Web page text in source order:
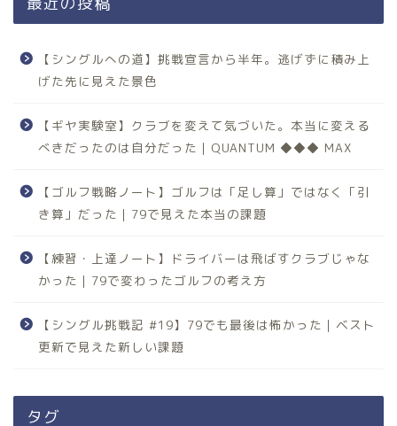
【シングルへの道】挑戦宣言から半年。逃げずに積み上
げた先に見えた景色
【ギヤ実験室】クラブを変えて気づいた。本当に変える
べきだったのは自分だった｜QUANTUM ◆◆◆ MAX
【ゴルフ戦略ノート】ゴルフは「足し算」ではなく「引
き算」だった｜79で見えた本当の課題
【練習・上達ノート】ドライバーは飛ばすクラブじゃな
かった｜79で変わったゴルフの考え方
【シングル挑戦記 #19】79でも最後は怖かった｜ベスト
更新で見えた新しい課題
タグ